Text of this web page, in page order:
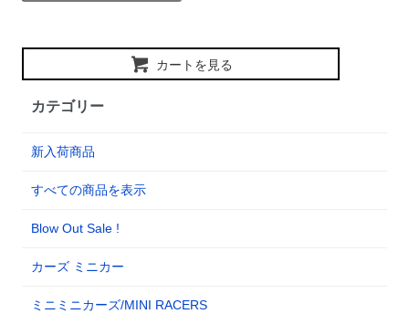
カートを見る
カテゴリー
新入荷商品
すべての商品を表示
Blow Out Sale !
カーズ ミニカー
ミニミニカーズ/MINI RACERS